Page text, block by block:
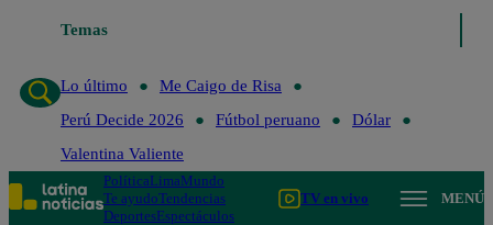
Temas
Lo último
Me Caigo de Risa
Perú Decide 2026
Fútbol peruano
Dólar
Valentina Valiente
PolíticaLimaMundo
Te ayudoTendencias
DeportesEspectáculos
TV en vivo MENÚ